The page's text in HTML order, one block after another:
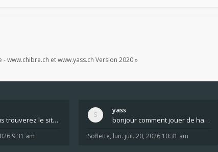
- www.chibre.ch et www.yass.ch Version 2020 »
Bonjour, Vous trouverez le site ici dans le foru
9:31 am
yass
bonjour comment jouer de haut en bas tout atout mi
Soflette, lun. juil. 20, 2026 10:31 am